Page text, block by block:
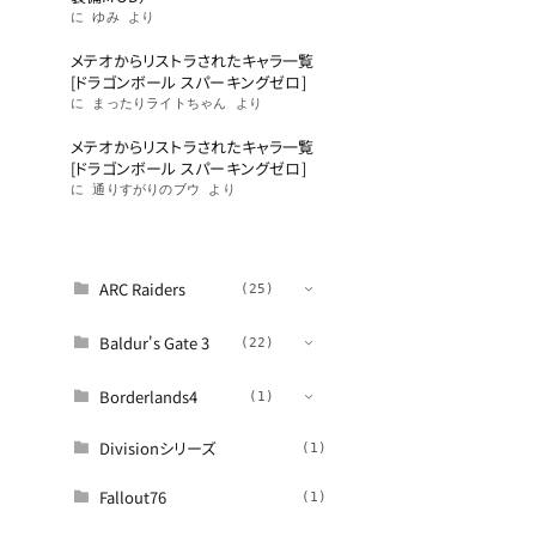
にゆみより
メテオからリストラされたキャラ一覧
[ドラゴンボール スパーキングゼロ]
に まったりライトちゃん より
メテオからリストラされたキャラ一覧
[ドラゴンボール スパーキングゼロ]
に通りすがりのブウ より
ARC Raiders (25)
(11)
パッチノート
攻略 (16)
武器 (3)
Baldur's Gate 3 (22)
(16)
ツール (1)
Borderlands4 (1)
(1)
Divisionシリーズ (1)
Fallout76 (1)